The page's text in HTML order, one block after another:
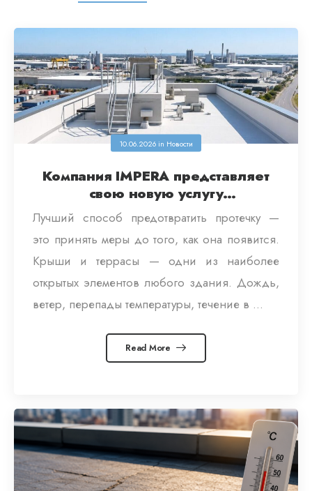
10.06.2026in Новости
Компания IMPERA представляет
свою новую услугу
профилактического
обслуживания для жилых
комплексов и промышленных
зданий.
Лучший способ предотвратить протечку —
это принять меры до того, как она появится.
Крыши и террасы — одни из наиболее
открытых элементов любого здания. Дождь,
ветер, перепады температуры, течение в ...
Read More